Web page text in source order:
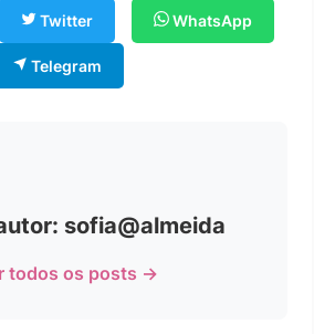
Twitter WhatsApp
Telegram
sofia@almeida
todos os posts →